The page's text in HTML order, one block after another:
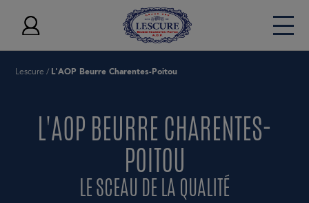
La marque Lescure
Nos crèmes
L'AOP Beurre Charentes-Poitou
Vos recettes
Lescure / L'AOP Beurre Charentes-Poitou
L'AOP BEURRE CHARENTES-
POITOU
LE SCEAU DE LA QUALITÉ